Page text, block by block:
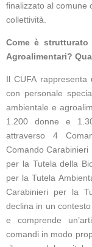
finalizzato al comune
collettività.
Come è
Agroalimentari?
Il CUFA
con personale
ambientale e
1.200 donne e
attraverso 4
Comando
per la Tutela della
per la Tutela
Carabinieri per la
declina in un
e comprende
comandi in modo